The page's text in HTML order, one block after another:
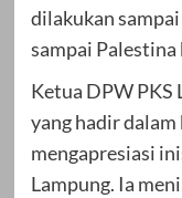
dilakukan
sampai Palestina
Ketua DPW PKS
yang hadir
mengapresiasi
Lampung. Ia